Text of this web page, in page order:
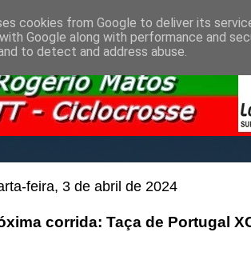
feira, 3 de abril de 2024
corrida: Taça de Portugal
cookies from Google to deliver its
Google along with performance and
to detect and address abuse.